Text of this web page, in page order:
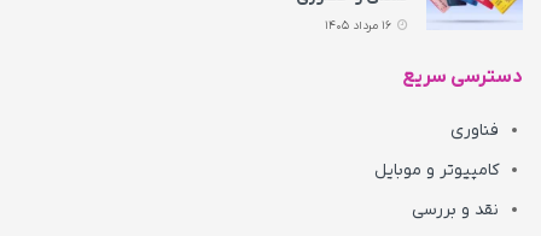
دسترسی سریع
فناوری
کامپیوتر و موبایل
نقد و بررسی